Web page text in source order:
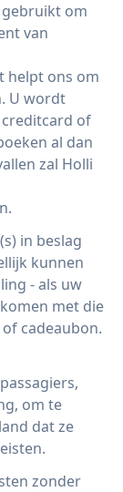
om
van
helpt ons om
U wordt
of
al dan
zal Holli
in beslag
kunnen
- als uw
met die
cadeaubon.
om te
dat ze
zonder